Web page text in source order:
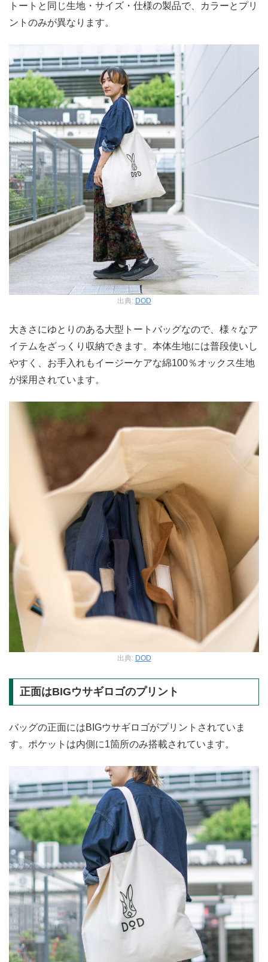
トートと同じ生地・サイズ・仕様の製品で、カラーとプリ
ントのみが異なります。
出典: DOD
大きさにゆとりのある大型トートバッグなので、様々なア
イテムをざっくり収納できます。本体生地には普段使いし
やすく、お手入れもイージーケアな綿100％オックス生地
が採用されています。
出典: DOD
正面はBIGウサギロゴのプリント
バッグの正面にはBIGウサギロゴがプリントされていま
す。ポケットは内側に1箇所のみ搭載されています。